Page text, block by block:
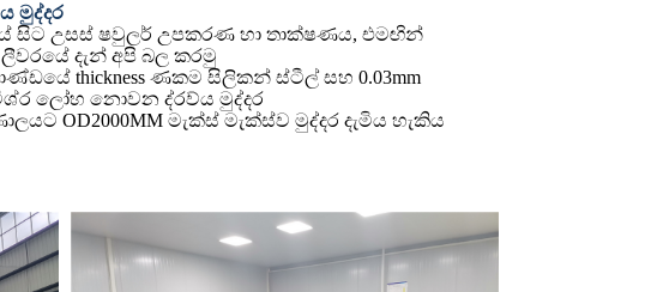
මුද්දර
සිට උසස් ෂවුලර් උපකරණ හා තාක්ෂණය, එමඟින්
දැන් අපි බල කරමු
thickness ණකම සිලිකන් ස්ටීල් සහ 0.03mm
ලෝහ නොවන ද්රව්ය මුද්දර
OD2000MM මැක්ස් මැක්ස්ව මුද්දර දැමිය හැකිය